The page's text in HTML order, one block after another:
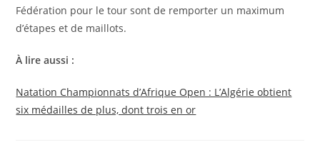
Fédération pour le tour sont de remporter un maximum
d’étapes et de maillots.
À lire aussi :
Natation Championnats d’Afrique Open : L’Algérie obtient
six médailles de plus, dont trois en or